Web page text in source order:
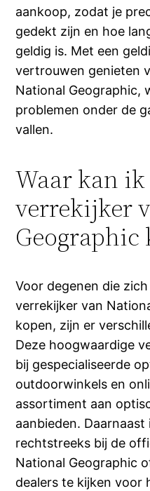
aankoop, zodat je
gedekt zijn en hoe
geldig is. Met een
vertrouwen genieten
National Geographic,
problemen onder de
vallen.
Waar kan ik
verrekijker
Geographic
Voor degenen die
verrekijker van
kopen, zijn er
Deze hoogwaardige
bij gespecialiseerde
outdoorwinkels en
assortiment aan
aanbieden.
rechtstreeks bij de
National Geographic
dealers te kijken voor